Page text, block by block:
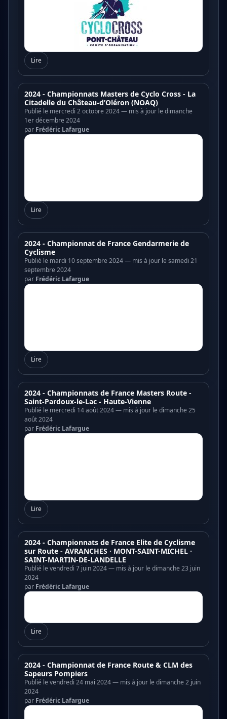
Lire
2024 - Championnats Masters de Cyclo Cross - La
Citadelle du Château-d’Oléron (NOAQ)
Publié le mercredi 2 octobre 2024 — mis à jour le dimanche
1er décembre 2024
par Frédéric Lafargue
Lire
2024 - Championnat de France Gendarmerie de
Cyclisme
Publié le mardi 10 septembre 2024 — mis à jour le samedi 21
septembre 2024
par Frédéric Lafargue
Lire
2024 - Championnats de France Masters Route -
Saint-Pardoux-le-Lac - Haute-Vienne
Publié le mercredi 14 août 2024 — mis à jour le dimanche 25
août 2024
par Frédéric Lafargue
Lire
2024 - Championnats de France Elite de Cyclisme
sur Route - AVRANCHES · MONT-SAINT-MICHEL ·
SAINT-MARTIN-DE-LANDELLE
Publié le vendredi 7 juin 2024 — mis à jour le dimanche 23 juin
2024
par Frédéric Lafargue
Lire
2024 - Championnat de France Route & CLM des
Sapeurs Pompiers
Publié le vendredi 24 mai 2024 — mis à jour le dimanche 2 juin
2024
par Frédéric Lafargue